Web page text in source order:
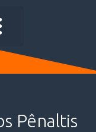
Pênaltis